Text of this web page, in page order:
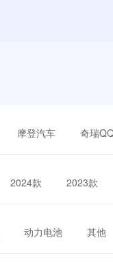
摩登汽车 奇瑞
2024款 2023款
动力电池 其他